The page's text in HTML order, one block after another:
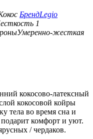
БрендLegio
1
Умеренно-жесткая
кокосово-латексный
кокосовой койры
тела во время сна и
подарит комфорт и уют.
/ чердаков.